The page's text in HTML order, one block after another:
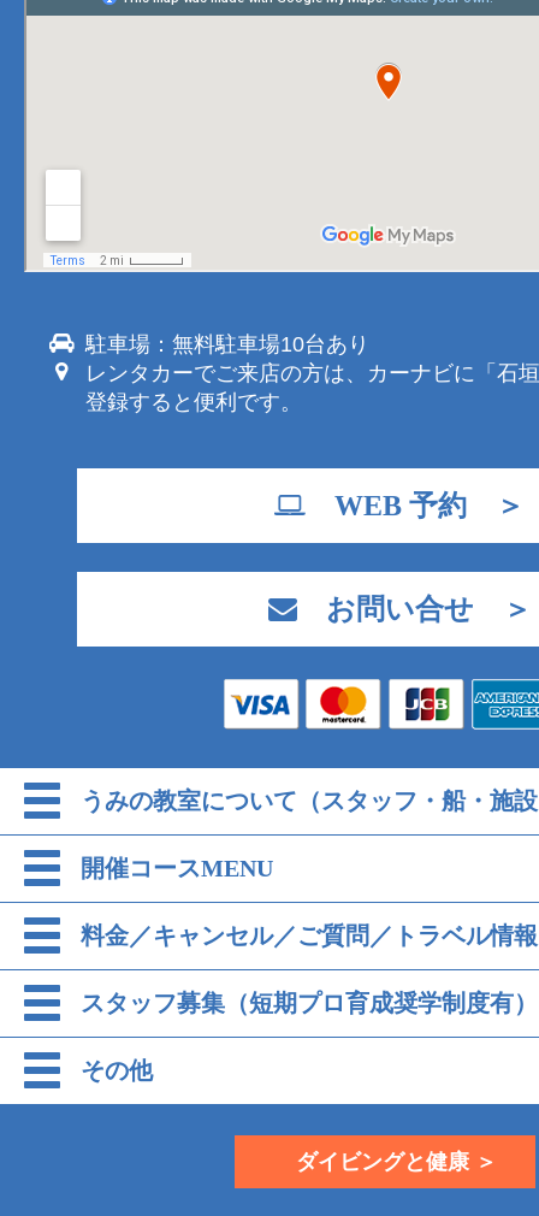
駐車場：無料駐車場10台あり
レンタカーでご来店の方は、カーナビに「石
登録すると便利です。
WEB 予約 ＞
お問い合せ ＞
うみの教室について（スタッフ・船・施
開催コースMENU
料金／キャンセル／ご質問／トラベル情報
スタッフ募集（短期プロ育成奨学制度有）
その他
ダイビングと健康 ＞